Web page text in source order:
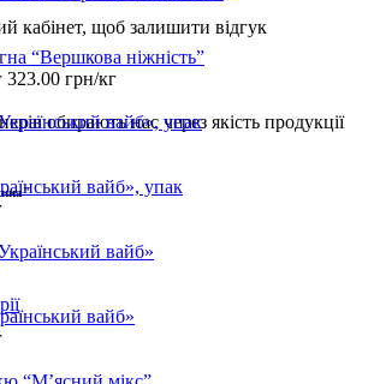
“Вершкова ніжність”
323.00 грн/кг
вайб», упак
вайб»
кабінет, щоб залишити відгук
обирають нас через якість продукції